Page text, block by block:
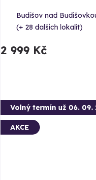
Budišov nad
(+ 28 dalších lokalit)
2 999 Kč
Volný termín už 06. 09.
AKCE